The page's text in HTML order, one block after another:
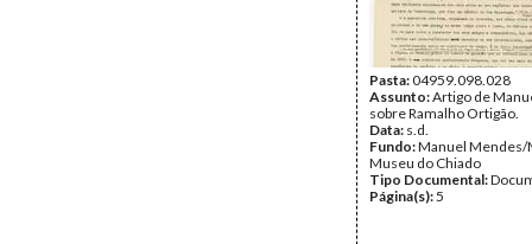
Pasta:04959.098.028
Assunto:Artigo de
sobre Ramalho Ortigão.
Data: s.d.
Fundo:Manuel Mendes/
Museu do Chiado
Tipo Documental:
Página(s):5